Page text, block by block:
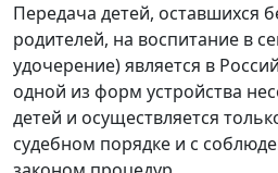
Передача детей, оставшихся
родителей, на воспитание в
удочерение) является в
одной из форм устройства
детей и осуществляется
судебном порядке и с